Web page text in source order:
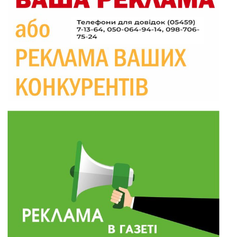
20:06
Паливо по 100 грн та ризик дефіциту: чому в
28 лип
Житлові сертифікати, підготовка до зими та
підтримка ВПО: підсумки засідання виконкому
Краснопільської селищної ради
10:36
28 лип
Валентина Масалітіна: «Нас тримає віра в
Перемогу і повернення додому»
Обмежено придатний, але безмежно
вмотивований: Як колишній лісівник став асом
артилерії
490 пацієнтів та 15 відвіданих сіл: МБФ
«Альянс громадського здоров’я» підбив
підсумки роботи мобільних клінік у Сумській
області